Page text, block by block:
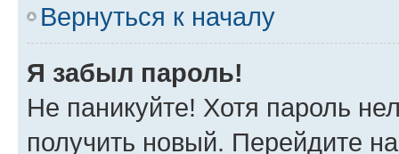
Вернуться к началу
Я забыл пароль!
Не паникуйте! Хотя пароль
получить новый. Перейдите